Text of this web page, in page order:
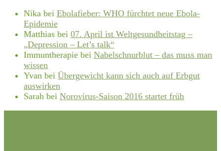
Nika bei Ebolafieber: WHO fürchtet neue Ebola-
Epidemie
Matthias bei 07. April ist Weltgesundheitstag –
„Depression – Let’s talk“
Immuntherapie bei Nabelschnurblut – das muss man
wissen
Yvan bei Übergewicht kann sich auch auf Erbgut
auswirken
Sarah bei Norovirus-Saison 2016 startet früh